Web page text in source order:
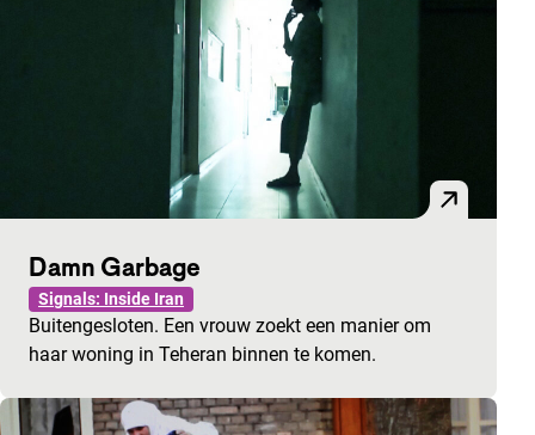
Damn Garbage
Signals: Inside Iran
Buitengesloten. Een vrouw zoekt een manier om
haar woning in Teheran binnen te komen.